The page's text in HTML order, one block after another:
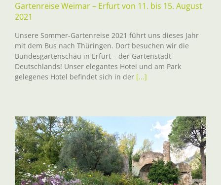
Gartenreise Weimar – Erfurt von 11. bis 15. August
2021
Unsere Sommer-Gartenreise 2021 führt uns dieses Jahr
mit dem Bus nach Thüringen. Dort besuchen wir die
Bundesgartenschau in Erfurt – der Gartenstadt
Deutschlands! Unser elegantes Hotel und am Park
gelegenes Hotel befindet sich in der [...]